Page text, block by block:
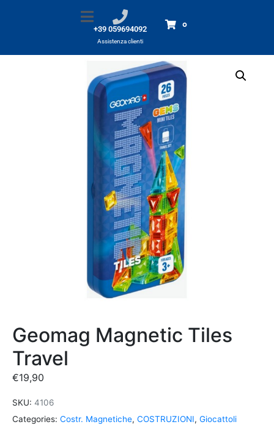
+39 059694092
Assistenza clienti
0
Prodotti Geomag Magnetic Tiles Travel
Geomag Magnetic Tiles
Travel
€19,90
SKU: 4106
Categories: Costr. Magnetiche, COSTRUZIONI, Giocattoli